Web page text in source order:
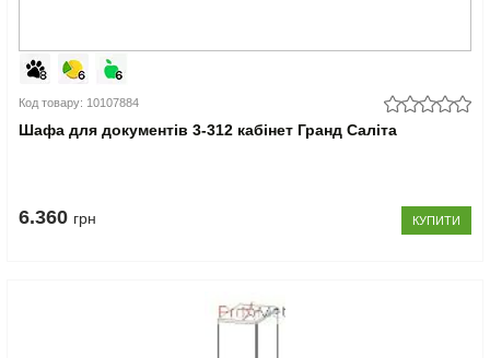
Код товару: 10107884
Шафа для документів 3-312 кабінет Гранд Саліта
6.360 грн КУПИТИ